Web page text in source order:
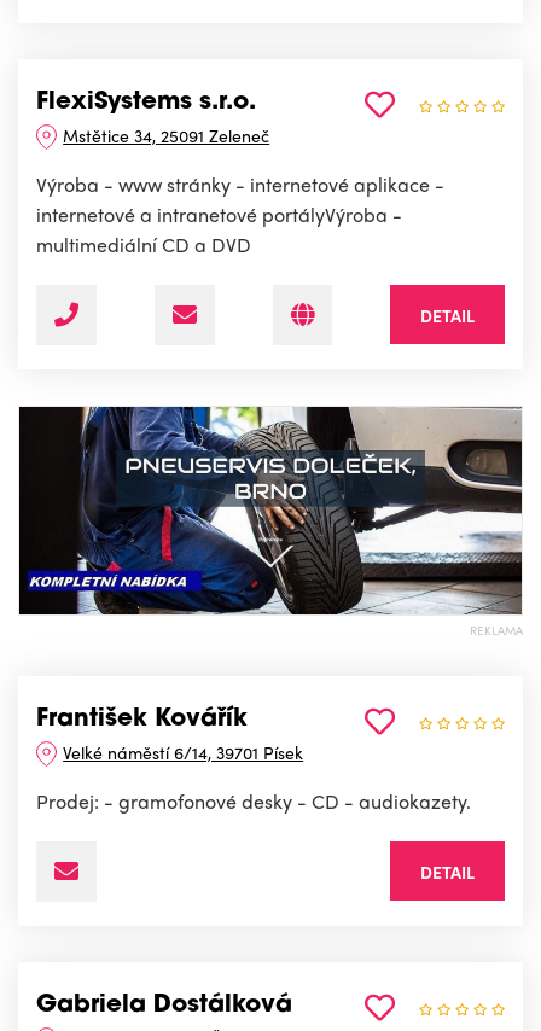
FlexiSystems s.r.o.
Mstětice 34, 25091 Zeleneč
Výroba - www stránky - internetové aplikace -
internetové a intranetové portályVýroba -
multimediální CD a DVD
DETAIL
REKLAMA
František Kovářík
Velké náměstí 6/14, 39701 Písek
Prodej: - gramofonové desky - CD - audiokazety.
DETAIL
Gabriela Dostálková